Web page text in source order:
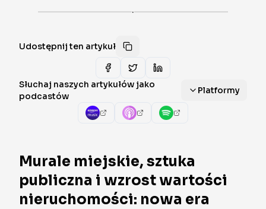
·
Udostępnij ten artykuł
Słuchaj naszych artykułów jako
podcastów
Platformy
Murale miejskie, sztuka
publiczna i wzrost wartości
nieruchomości: nowa era